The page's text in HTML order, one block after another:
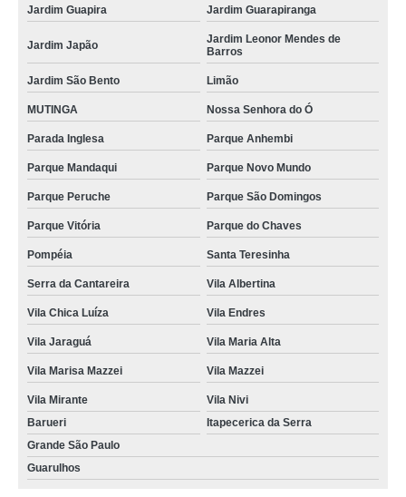
Jardim Guapira Jardim Guarapiranga
Jardim Japão
Jardim Leonor Mendes de
Barros
Jardim São Bento Limão
MUTINGA Nossa Senhora do Ó
Parada Inglesa Parque Anhembi
Parque Mandaqui Parque Novo Mundo
Parque Peruche Parque São Domingos
Parque Vitória Parque do Chaves
Pompéia Santa Teresinha
Serra da Cantareira Vila Albertina
Vila Chica Luíza Vila Endres
Vila Jaraguá Vila Maria Alta
Vila Marisa Mazzei Vila Mazzei
Vila Mirante
Vila Nivi
Barueri
Itapecerica da Serra
Grande São Paulo
Guarulhos